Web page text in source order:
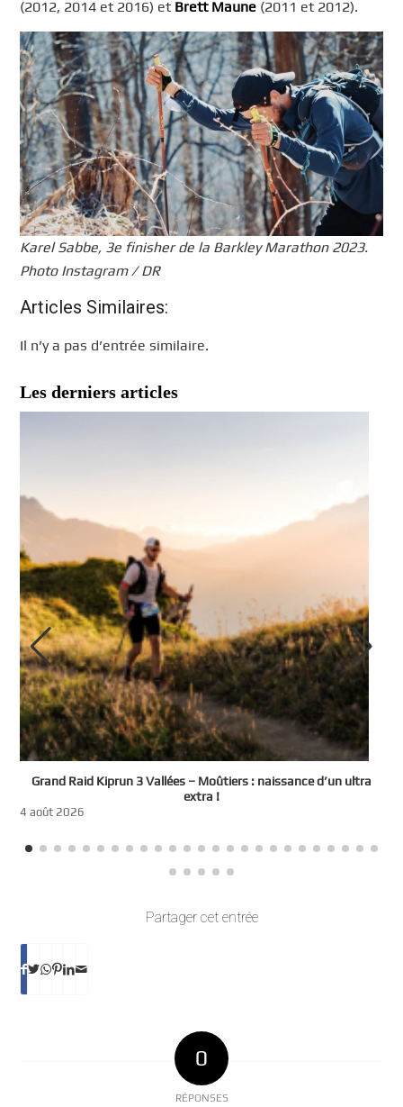
(2012, 2014 et 2016) et Brett Maune (2011 et 2012).
Karel Sabbe, 3e finisher de la Barkley Marathon 2023.
Photo Instagram / DR
Articles Similaires:
Il n’y a pas d’entrée similaire.
Les derniers articles
Grand Raid Kiprun 3 Vallées – Moûtiers : naissance d’un ultra
extra !
4 août 2026
Partager cet entrée
0
RÉPONSES